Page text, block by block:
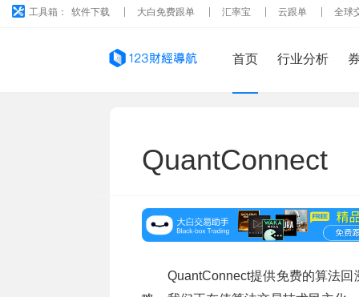
工具箱： 软件下载 大白免费跟单 汇率宝 云跟单 全球
首页 行业分析
QuantConnect
QuantConnect提供免费的算法